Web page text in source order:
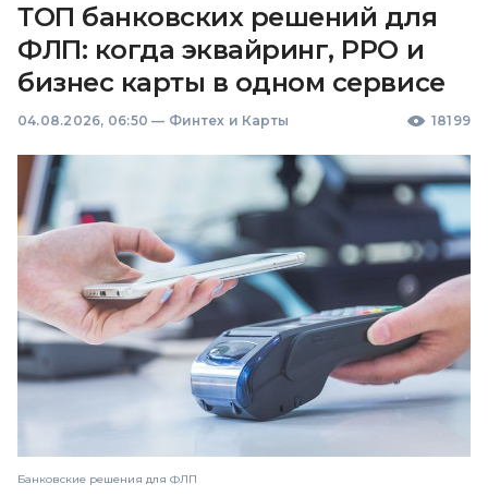
ТОП банковских решений для
ФЛП: когда эквайринг, РРО и
бизнес карты в одном сервисе
04.08.2026, 06:50 — Финтех и Карты 18199
Банковские решения для ФЛП